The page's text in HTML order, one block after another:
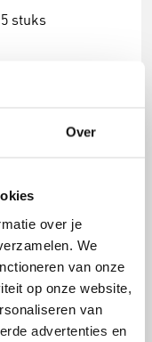
Over
over je
We
van onze
op onze website,
van
advertenties en
stuks